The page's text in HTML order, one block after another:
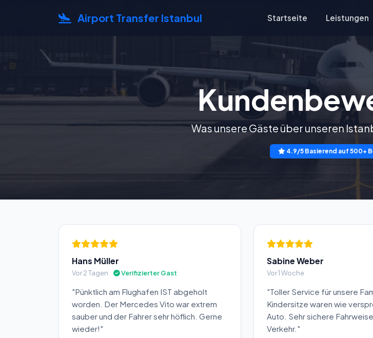
Airport Transfer Istanbul Startseite Leistungen
Was unsere Gäste über unseren
4.9/5 Basierend auf 500+
Hans Müller
Vor 2 Tagen Verifizierter Gast
"Pünktlich am Flughafen IST abgeholt
worden. Der Mercedes Vito war extrem
sauber und der Fahrer sehr höflich. Gerne
wieder!"
Sabine Weber
Vor 1 Woche
"Toller Service für unsere
Kindersitze waren wie
Auto. Sehr sichere
Verkehr."